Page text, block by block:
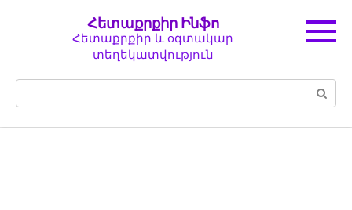
Հետաքրքիր Ինֆո
Հետաքրքիր և օգտակար
տեղեկատվություն